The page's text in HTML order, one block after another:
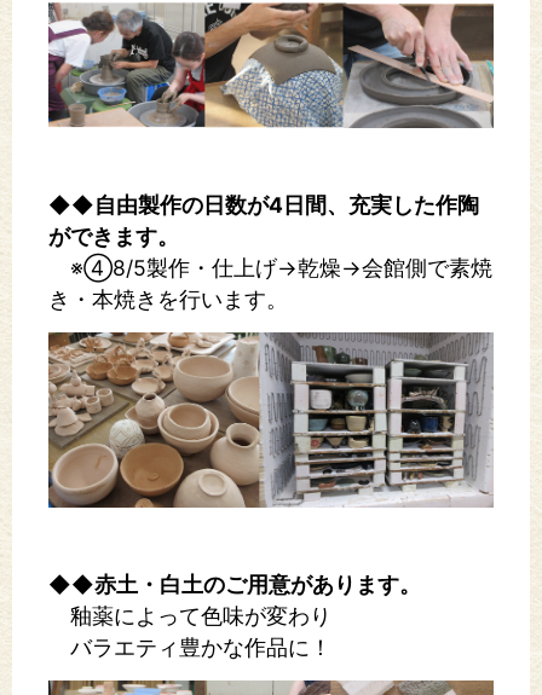
◆◆自由製作の日数が4日間、充実した作陶
ができます。
※④8/5製作・仕上げ→乾燥→会館側で素焼
き・本焼きを行います。
◆◆赤土・白土のご用意があります。
釉薬によって色味が変わり
バラエティ豊かな作品に！